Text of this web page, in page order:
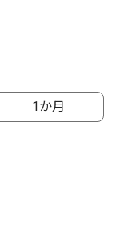
1か月